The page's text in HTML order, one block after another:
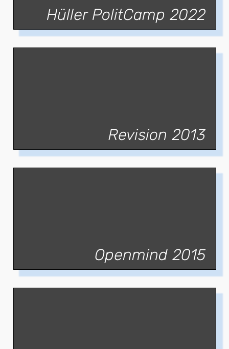
Hüller PolitCamp 2022
Revision 2013
Openmind 2015